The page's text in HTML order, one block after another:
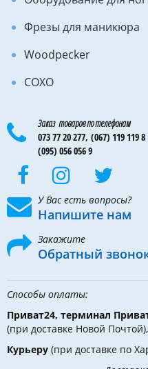
Фрезы для маникюра
Woodpecker
COXO
Заказ товаров по телефонам
073 77 20 277, (067) 119 119 8
(095) 056 056 9
У Вас есть вопросы?
Напишите нам
Закажите
Обратный
Способы оплаты:
Приват24, терминал
(при доставке Новой Почтой),
Курьеру (при доставке по